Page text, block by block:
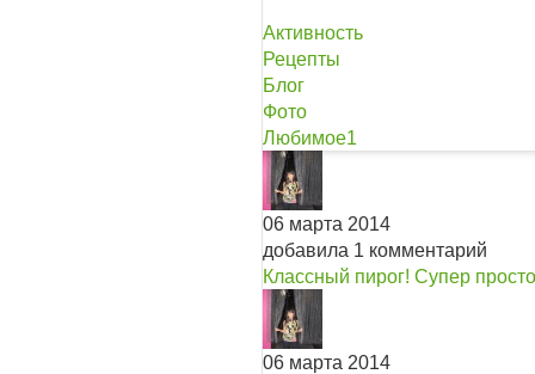
Активность
Рецепты
Блог
Фото
Любимое1
06 марта 2014
добавила 1 комментарий
Классный пирог! Супер
06 марта 2014